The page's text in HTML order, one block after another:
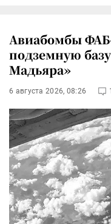
Авиабомбы
подземную
Мадьяра»
6 августа 2026, 08:26